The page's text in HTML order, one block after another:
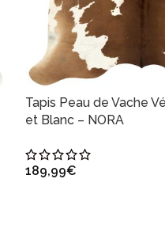
Tapis Peau de Vache
et Blanc – NORA
189,99€